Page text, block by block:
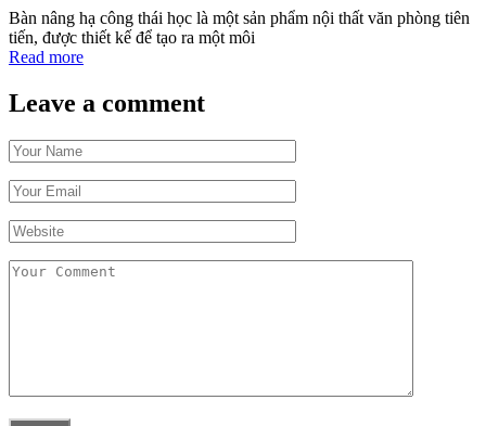
Bàn nâng hạ công thái học là một sản phẩm nội thất văn phòng tiên
tiến, được thiết kế để tạo ra một môi
Read more
Leave a comment